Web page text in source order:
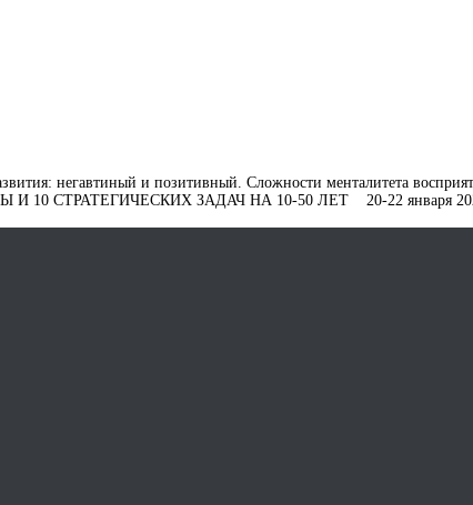
негавтиный и позитивный. Сложности менталитета
ЗАДАЧ НА 10-50 ЛЕТ 20-22 января 2026